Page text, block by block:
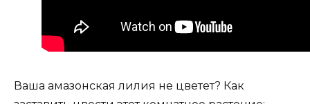
Ваша амазонская лилия не цветет? Как